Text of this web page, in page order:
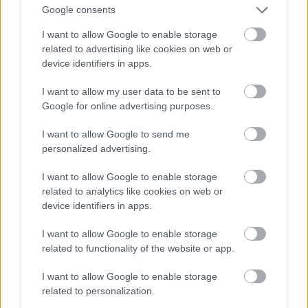
Google consents
I want to allow Google to enable storage
related to advertising like cookies on web or
device identifiers in apps.
I want to allow my user data to be sent to
Google for online advertising purposes.
I want to allow Google to send me
personalized advertising.
I want to allow Google to enable storage
related to analytics like cookies on web or
device identifiers in apps.
I want to allow Google to enable storage
related to functionality of the website or app.
I want to allow Google to enable storage
related to personalization.
Σε όσους μετακινηθούν σε απόσταση
201-400
ημερών.
χιλιομέτρωνκαι άνω χορηγείται άδεια τριών
εργασίμων ημερών, εφόσον μετακινηθούν εξ
ολοκλήρου οδικώς, με βάση την υπεύθυνη
δήλωσή τους.
Σε όσους μετακινηθούν από και προς νησιά, για
τα οποία δεν υπάρχει οδική πρόσβαση, ο
αριθμός των ημερών αδείας που χορηγείται θα
εξετάζεται κατά περίπτωση, ανάλογα με την
χωρίς ωστόσο η άδεια στις περιπτώσεις αυτές,
να υπερβαίνει τις